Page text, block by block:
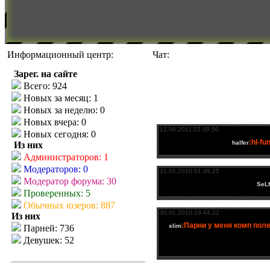
Информационный центр:
Чат:
Зарег. на сайте
Всего: 924
Новых за месяц: 1
Новых за неделю: 0
Новых вчера: 0
Новых сегодня: 0
Из них
Администраторов: 1
Модераторов: 0
Модератор форума: 30
Проверенных: 5
Обычных юзеров: 887
Из них
Парней: 736
Девушек: 52